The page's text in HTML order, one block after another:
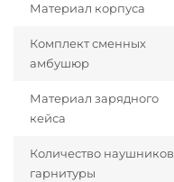
Материал корпуса
Комплект сменных
амбушюр
Материал зарядного
кейса
Количество наушников
гарнитуры